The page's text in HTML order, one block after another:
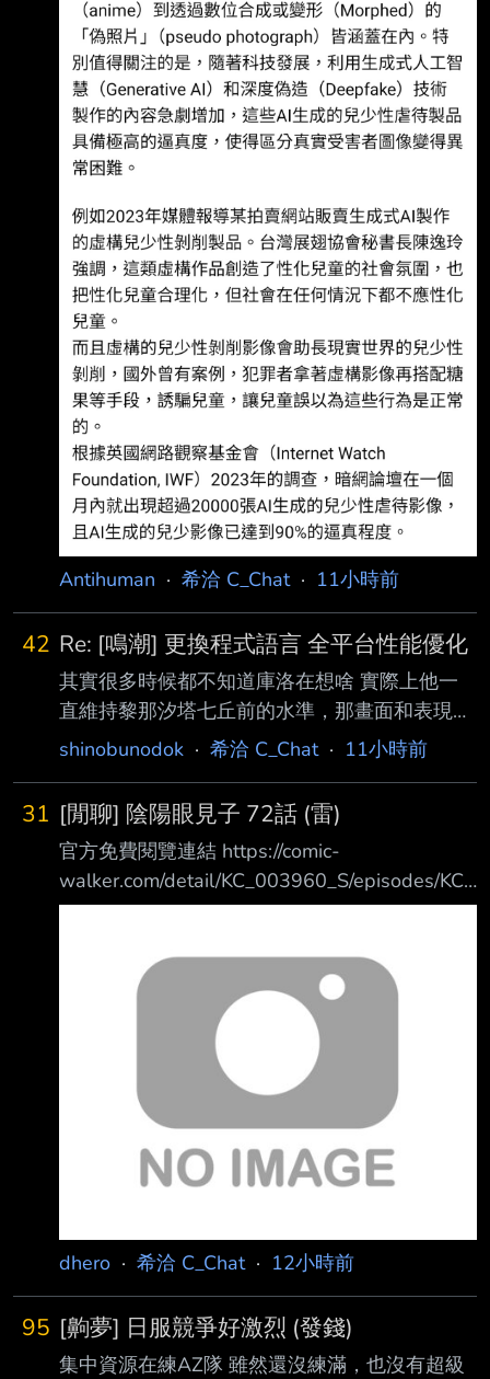
郁諠（2025），根據全球兒童安全機構
（Childlig ht-Global Child Safety Institute）
2024年的研究指出，全世界每年有超過3億名
Antihuman · 希洽 C_Chat· 11小時前
42 Re: [鳴潮] 更換程式語言 全平台性能優化
其實很多時候都不知道庫洛在想啥 實際上他一
直維持黎那汐塔七丘前的水準，那畫面和表現力
也足夠優秀了 但他偏偏不要穩定的今州、拉古
一直想搞新東西，離現在越近的他越想搞 代價
就是遊戲執行上的優化老是出問題（不是指便民
優化，雖然我覺得聲駭那些也該優化，老庫別拉
了） 改版前兩天各種搞笑比比皆是，說的各種
早就會被玩家幹飛了 至今還沒被幹飛單純是玩
家真的能感受到，這群像神人學院的啥子，穩穩
shinobunodok · 希洽 C_Chat· 11小時前
31 [閒聊] 陰陽眼見子 72話 (雷)
官方免費閱覽連結 https://comic-
walker.com/detail/KC_003960_S/episodes/KC_
0039600010500011_E 上回傳送門
.A.1FA.html 瀨戶在廢棄大樓設置的防禦結界可
騙過普通惡靈的感知，但無法逃過【那東西】
不過瀨戶也有收穫，當黑衣人雷塔在動物園失蹤
後，他立刻趕去尋找， 雖然只找到不成人形的
殘骸，可是雷塔留下了關鍵影像情報
https://imgpoi.c
dhero · 希洽 C_Chat· 12小時前
95 [齁夢] 日服競爭好激烈 (發錢)
集中資源在練AZ隊 雖然還沒練滿，也沒有超級